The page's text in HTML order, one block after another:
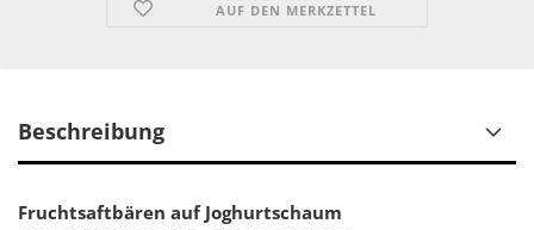
AUF DEN MERKZETTEL
Beschreibung
Fruchtsaftbären auf Joghurtschaum